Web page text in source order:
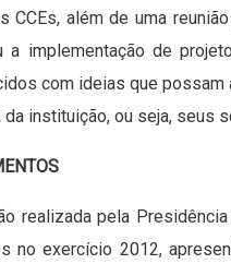
CCEs, além de uma
a implementação de
com ideias que possam
da instituição, ou seja, seus
realizada pela
no exercício 2012,